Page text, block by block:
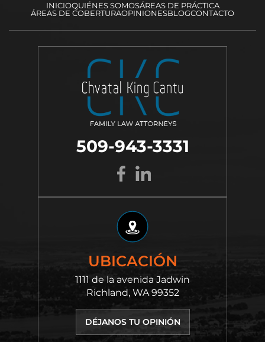
INICIOQUIÉNES SOMOSÁREAS DE PRÁCTICA
ÁREAS DE COBERTURAOPINIONESBLOGCONTACTO
UBICACIÓN
1111 de la avenida Jadwin
Richland, WA 99352
DÉJANOS TU OPINIÓN
509-943-3331